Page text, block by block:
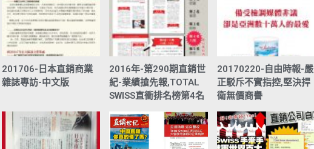
201706-日本直銷商業
雜誌專訪-中文版
2016年-第290期直銷世
紀-業績搶先報,TOTAL
SWISS直衝排名榜第4名
20170220-自由時報-嚴
正駁斥不實指控,堅決捍
衛無價商譽